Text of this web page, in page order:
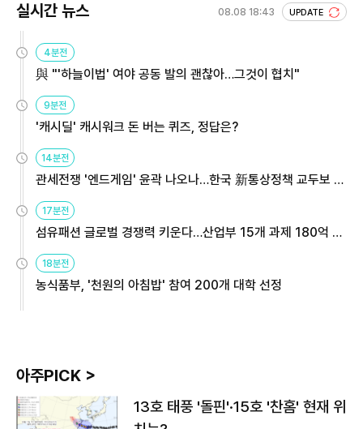
실시간 뉴스 08.08 18:43 UPDATE
4분전
與 "'하늘이법' 여야 공동 발의 괜찮아…그것이 협치"
9분전
'캐시딜' 캐시워크 돈 버는 퀴즈, 정답은?
14분전
관세전쟁 '엔드게임' 윤곽 나오나…한국 新통상정책 교두보 활
용해야
17분전
섬유패션 글로벌 경쟁력 키운다…산업부 15개 과제 180억 지
원
18분전
농식품부, '천원의 아침밥' 참여 200개 대학 선정
아주PICK >
13호 태풍 '돌핀'·15호 '찬홈' 현재 위